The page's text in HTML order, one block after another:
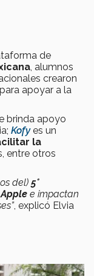
de
, alumnos
crearon
para apoyar a la
brinda apoyo
Kofyes un
la
entre otros
del) 5°
e impactan
, explicó Elvia